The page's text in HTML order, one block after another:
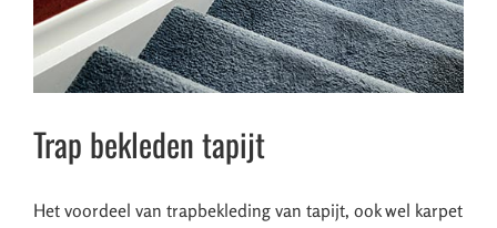
Trap bekleden tapijt
Het voordeel van trapbekleding van tapijt, ook wel karpet